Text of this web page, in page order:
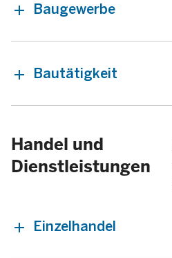
Baugewerbe
Bautätigkeit
Handel und
Dienstleistungen
Einzelhandel